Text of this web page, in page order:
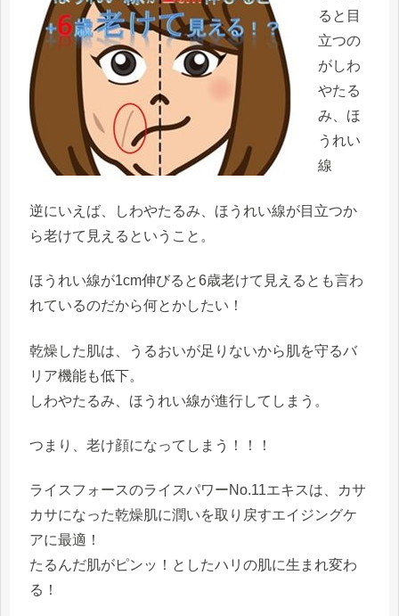
ると目
立つの
がしわ
やたる
み
ほ
うれい
線
逆にいえば、しわやたるみ、ほうれい線が目立つか
ら老けて見えるということ。
ほうれい線が1cm伸びると6歳老けて見える とも言わ
れているのだから何とかしたい！
乾燥した肌は、うるおいが足りないから肌を守るバ
リア機能も低下。
しわやたるみ、ほうれい線が進行してしまう。
つまり、老け顔になってしまう！！！
ライスフォースのライスパワーNo.11エキス は、カサ
カサになった乾燥肌に潤いを取り戻すエイジングケ
アに最適！
たるんだ肌がピンッ！としたハリの肌に生まれ変わ
る！